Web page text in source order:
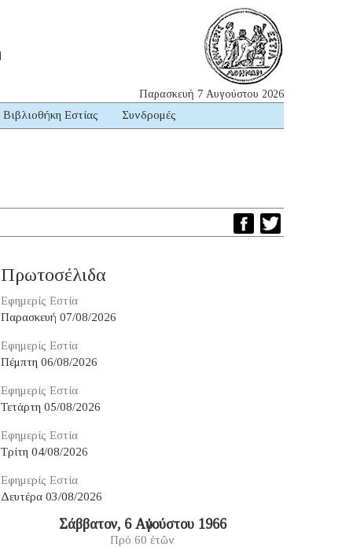
Παρασκευή 7 Αυγούστου 2026
Βιβλιοθήκη Εστίας Συνδρομές
Πρωτοσέλιδα
Εφημερίς Εστία
Παρασκευή 07/08/2026
Εφημερίς Εστία
Πέμπτη 06/08/2026
Εφημερίς Εστία
Τετάρτη 05/08/2026
Εφημερίς Εστία
Τρίτη 04/08/2026
Εφημερίς Εστία
Δευτέρα 03/08/2026
Σάββατον, 6 Αὐγούστου 1966
Πρό 60 ἐτῶν